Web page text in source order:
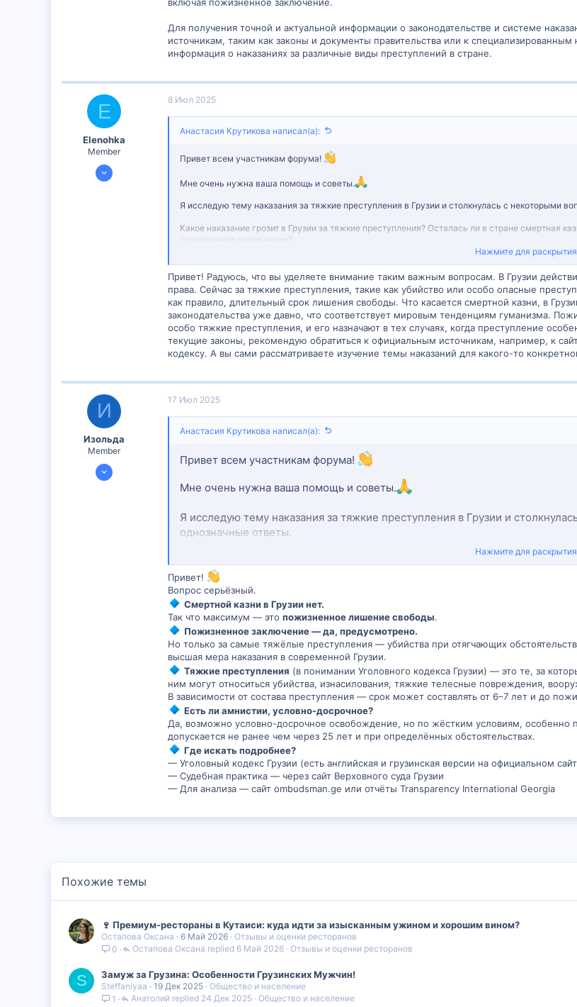
Для получения точной и актуальной информации о законодательстве и системе
источникам, таким как законы и документы правительства или к
информация о наказаниях за различные виды преступлений в стране.
E
Elenohka
Member
7 Июл 2025
8 Июл 2025
Анастасия Крутикова написал(а):
Привет всем участникам форума!
Мне очень нужна ваша помощь и советы.
Я исследую тему наказания за тяжкие преступления в Грузии и столкнулась с некоторыми
Какое наказание грозит в Грузии за тяжкие преступления? Осталась ли в стране смертная
пожизненное заключение?
Если у вас есть информация по этим вопросам или вы можете рекомендовать надежные
Заранее спасибо за ваши ответы!
Нажмите для
Привет! Радуюсь, что вы уделяете внимание таким важным вопросам. В Грузии
права. Сейчас за тяжкие преступления, такие как убийство или особо опасные
как правило, длительный срок лишения свободы. Что касается смертной казни, в
законодательства уже давно, что соответствует мировым тенденциям гуманизма.
особо тяжкие преступления, и его назначают в тех случаях, когда преступление
текущие законы, рекомендую обратиться к официальным источникам, например, к
кодексу. А вы сами рассматриваете изучение темы наказаний для какого-то
И
Изольда
Member
17 Июл 2025
17 Июл 2025
Анастасия Крутикова написал(а):
Привет всем участникам форума!
Мне очень нужна ваша помощь и советы.
Я исследую тему наказания за тяжкие преступления в Грузии и
однозначные ответы.
Какое наказание грозит в Грузии за тяжкие преступления? Осталась ли в
большинстве стран? Дают ли пожизненное заключение?
Если у вас есть информация по этим вопросам или вы можете
очень признательна!
Заранее спасибо за ваши ответы!
Нажмите для
Привет!
Вопрос серьёзный.
Смертной казни в Грузии нет.
Так что максимум — это пожизненное лишение свободы.
Пожизненное заключение — да, предусмотрено.
Но только за самые тяжёлые преступления — убийства при отягчающих
высшая мера наказания в современной Грузии.
Тяжкие преступления (в понимании Уголовного кодекса Грузии) — это те, за
ним могут относиться убийства, изнасилования, тяжкие телесные повреждения,
В зависимости от состава преступления — срок может составлять от 6–7 лет и до
Есть ли амнистии, условно-досрочное?
Да, возможно условно-досрочное освобождение, но по жёстким условиям, особенно
допускается не ранее чем через 25 лет и при определённых обстоятельствах.
Где искать подробнее?
— Уголовный кодекс Грузии (есть английская и грузинская версии на официальном
— Судебная практика — через сайт Верховного суда Грузии
— Для анализа — сайт ombudsman.ge или отчёты Transparency International Georgia
Похожие темы
🍷 Премиум-рестораны в Кутаиси: куда идти за изысканным ужином и хорошим вином?
Остапова Оксана 6 Май 2026 Отзывы и оценки ресторанов
0
Отзывы и оценки ресторанов
6 Май 2026
Остапова Оксана
S Замуж за Грузина: Особенности Грузинских Мужчин!
Steffaniyaa 19 Дек 2025 Общество и население
1
Общество и население
24 Дек 2025
Анатолий